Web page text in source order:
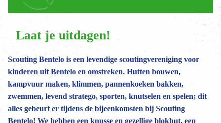
Laat je uitdagen!
Scouting Bentelo is een levendige scoutingvereniging voor
kinderen uit Bentelo en omstreken. Hutten bouwen,
kampvuur maken, klimmen, pannenkoeken bakken,
zwemmen, levend stratego, sporten, knutselen en spelen; dit
alles gebeurt er tijdens de bijeenkomsten bij Scouting
Bentelo! We hebben een knusse en gezellige blokhut, een